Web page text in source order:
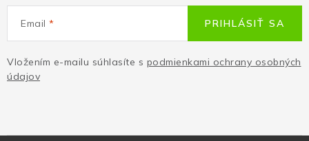
Email
Vložením e-mailu súhlasíte s podmienkami ochrany osobných
údajov
PRIHLÁSIŤ SA